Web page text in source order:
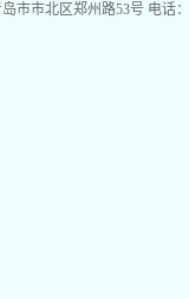
市市北区郑州路53号 电话：